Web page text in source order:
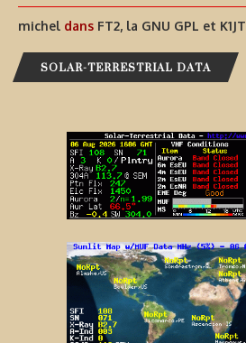
michel dans FT2, la GNU GPL et K1JT
SOLAR-TERRESTRIAL DATA